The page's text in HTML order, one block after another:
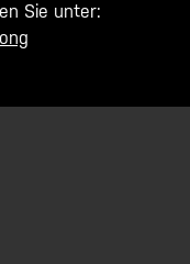
Sie unter: